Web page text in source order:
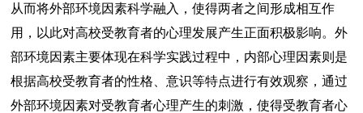
从而将外部环境因素科学融入，使得两者之间形成相互作
用，以此对高校受教育者的心理发展产生正面积极影响。外
部环境因素主要体现在科学实践过程中，内部心理因素则是
根据高校受教育者的性格、意识等特点进行有效观察，通过
外部环境因素对受教育者心理产生的刺激，使得受教育者心